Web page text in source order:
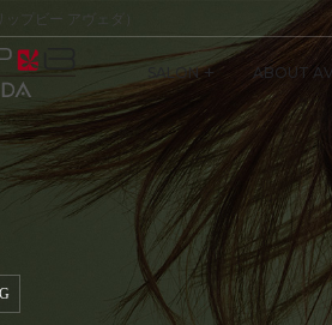
ップビー アヴェダ）
SALON ABOUT